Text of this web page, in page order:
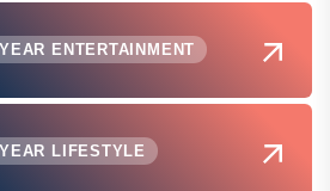
ENTERTAINMENT
LIFESTYLE